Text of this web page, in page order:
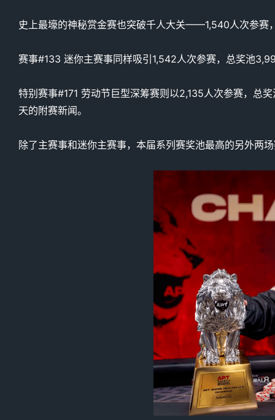
史上最壕的神秘赏金赛也突破千人大关——1,540人次参赛
赛事#133 迷你主赛事同样吸引1,542人次参赛，总奖池
特别赛事#171 劳动节巨型深筹赛则以2,135人次参赛，总
天的附赛新闻。
除了主赛事和迷你主赛事，本届系列赛奖池最高的另外两